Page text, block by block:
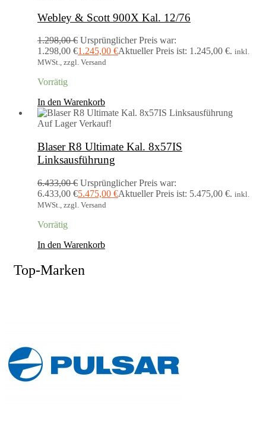
Webley & Scott 900X Kal. 12/76
1.298,00€ Ursprünglicher Preis war:
1.298,00 €1.245,00 €Aktueller Preis ist: 1.245,00 €. inkl.
MWSt., zzgl. Versand
Vorrätig
In den Warenkorb
Auf Lager Verkauf!
Blaser R8 Ultimate Kal. 8x57IS
Linksausführung
6.433,00€ Ursprünglicher Preis war:
6.433,00 €5.475,00 €Aktueller Preis ist: 5.475,00 €. inkl.
MWSt., zzgl. Versand
Vorrätig
In den Warenkorb
Top-Marken